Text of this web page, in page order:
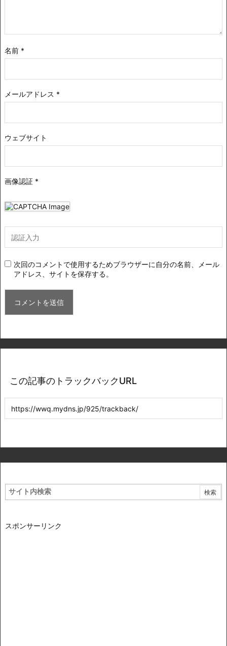
名前 *
メールアドレス *
ウェブサイト
画像認証 *
次回のコメントで使用するためブラウザーに自分の名前、メール
アドレス、サイトを保存する。
この記事のトラックバックURL
スポンサーリンク